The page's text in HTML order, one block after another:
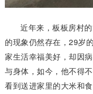
近年来，板板房村
的现象仍然存在，29岁
家生活幸福美好，却因
与身体，如今，他不得
看到送进家里的大米和